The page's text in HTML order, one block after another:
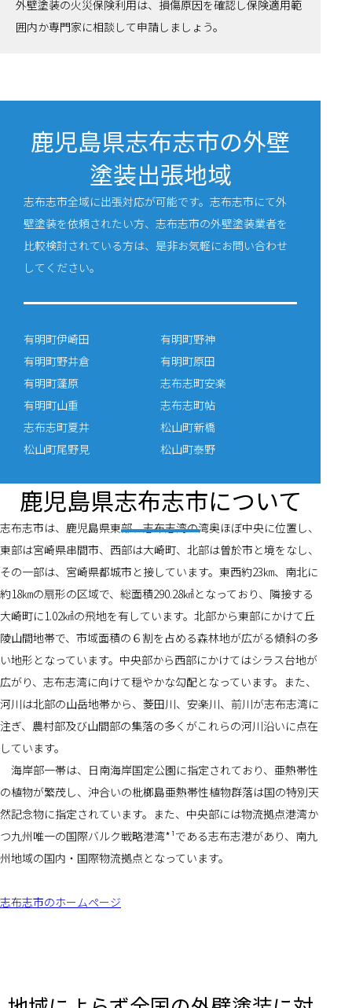
外壁塗装の火災保険利用は、損傷原因を確認し保険適用範
囲内か専門家に相談して申請しましょう。
鹿児島県志布志市の外壁
塗装出張地域
志布志市全域に出張対応が可能です。志布志市にて外
壁塗装を依頼されたい方、志布志市の外壁塗装業者を
比較検討されている方は、是非お気軽にお問い合わせ
してください。
有明町伊崎田
有明町野井倉
有明町野神
有明町原田
有明町蓬原
有明町山重
志布志町安楽
志布志町帖
志布志町夏井
松山町尾野見
松山町新橋
松山町泰野
鹿児島県志布志市について
志布志市は、鹿児島県東部、志布志湾の湾奥ほぼ中央に位置し、
東部は宮崎県串間市、西部は大崎町、北部は曽於市と境をなし、
その一部は、宮崎県都城市と接しています。東西約23㎞、南北に
約18㎞の扇形の区域で、総面積290.28㎢となっており、隣接する
大崎町に1.02㎢の飛地を有しています。北部から東部にかけて丘
陵山間地帯で、市域面積の６割を占める森林地が広がる傾斜の多
い地形となっています。中央部から西部にかけてはシラス台地が
広がり、志布志湾に向けて穏やかな勾配となっています。また、
河川は北部の山岳地帯から、菱田川、安楽川、前川が志布志湾に
注ぎ、農村部及び山間部の集落の多くがこれらの河川沿いに点在
しています。
海岸部一帯は、日南海岸国定公園に指定されており、亜熱帯性
の植物が繁茂し、沖合いの枇榔島亜熱帯性植物群落は国の特別天
然記念物に指定されています。また、中央部には物流拠点港湾か
つ九州唯一の国際バルク戦略港湾*¹である志布志港があり、南九
州地域の国内・国際物流拠点となっています。
志布志市のホームページ